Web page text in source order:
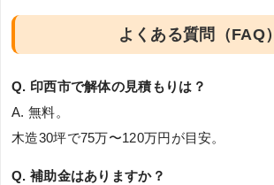
よくある質問（FAQ）
Q. 印西市で解体の見積もりは？
A. 無料。
木造30坪で75万〜120万円が目安。
Q. 補助金はありますか？